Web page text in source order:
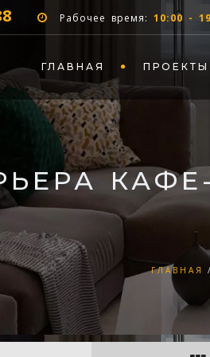
Рабочее время: 10:00 -
ГЛАВНАЯ ПРОЕКТЫ
ГЛАВНАЯ